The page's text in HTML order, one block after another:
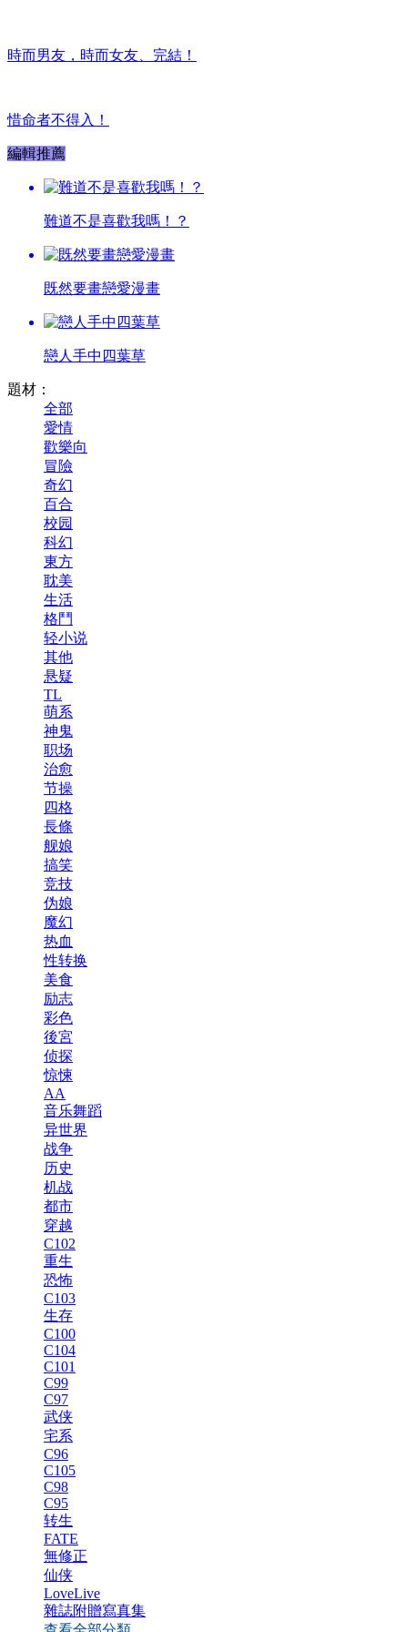
時而男友，時而女友、完結！
惜命者不得入！
編輯推薦
難道不是喜歡我嗎！？
既然要畫戀愛漫畫
戀人手中四葉草
題材：
全部
愛情
歡樂向
冒險
奇幻
百合
校园
科幻
東方
耽美
生活
格鬥
轻小说
其他
悬疑
TL
萌系
神鬼
职场
治愈
节操
四格
長條
舰娘
搞笑
竞技
伪娘
魔幻
热血
性转换
美食
励志
彩色
後宮
侦探
惊悚
AA
音乐舞蹈
异世界
战争
历史
机战
都市
穿越
C102
重生
恐怖
C103
生存
C100
C104
C101
C99
C97
武侠
宅系
C96
C105
C98
C95
转生
FATE
無修正
仙侠
LoveLive
雜誌附贈寫真集